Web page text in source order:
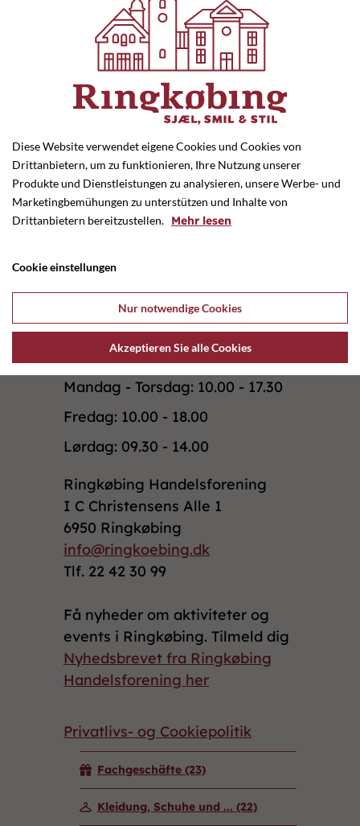
E-mail
ringkhs@ringkhs.dk
Hjemmeside
www.ringkhs.dk/
Forrige butik
Mandag - Torsdag: 10.00 - 17.30
Fredag: 10.00 - 18.00
Lørdag: 09.30 - 14.00
Ringkøbing Handelsforening
I C Christensens Alle 1
6950 Ringkøbing
info@ringkoebing.dk
Tlf. 22 42 30 99
Få nyheder om aktiviteter og
events i Ringkøbing. Tilmeld dig
Nyhedsbrevet fra Ringkøbing
Handelsforening her
Privatlivs- og Cookiepolitik
Fachgeschäfte (23)
Kleidung, Schuhe und ... (22)
Diese Website verwendet eigene Cookies und Cookies von
Drittanbietern, um zu funktionieren, Ihre Nutzung unserer
Produkte und Dienstleistungen zu analysieren, unsere Werbe- und
Marketingbemühungen zu unterstützen und Inhalte von
Drittanbietern bereitzustellen. Mehr lesen
Cookie einstellungen
Nur notwendige Cookies
Akzeptieren Sie alle Cookies